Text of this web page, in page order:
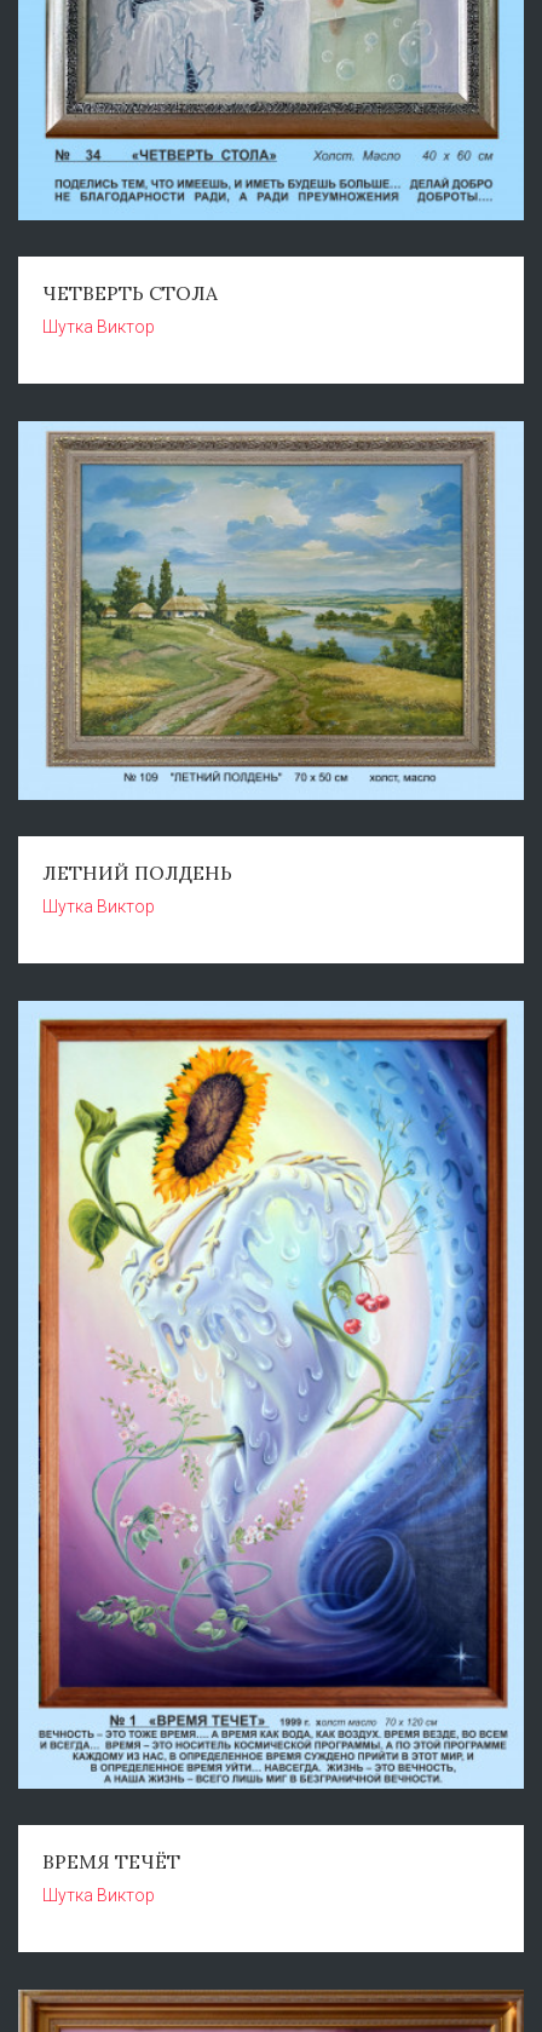
ЧЕТВЕРТЬ СТОЛА
Шутка Виктор
ЛЕТНИЙ ПОЛДЕНЬ
Шутка Виктор
ВРЕМЯ ТЕЧЁТ
Шутка Виктор